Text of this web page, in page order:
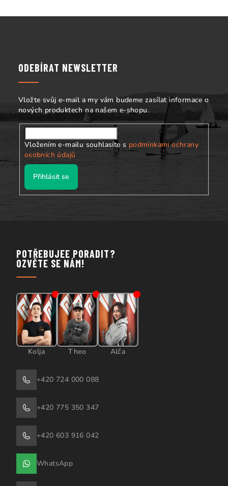
k
p
i
u
ODEBÍRAT NEWSLETTER
Vložte svůj e-mail a my vám budeme zasílat informace o
nových produktech na našem e-shopu.
Vložením e-mailu souhlasíte s podmínkami ochrany
osobních údajů
Přihlásit se
POTŘEBUJEE PORADIT?
OZVĚTE SE NÁM!
Kolja Theo Alča
+420 724 000 088
+420 775 350 347
+420 603 916 042
WhatsApp